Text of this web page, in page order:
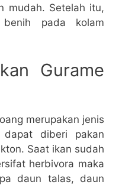
mudah. Setelah itu,
pada kolam
Gurame
merupakan jenis
dapat diberi pakan
Saat ikan sudah
herbivora maka
daun talas, daun